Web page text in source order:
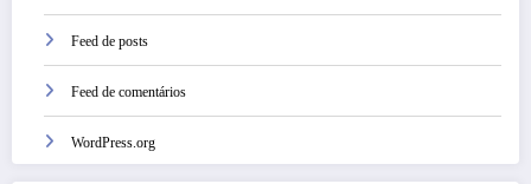
Feed de posts
Feed de comentários
WordPress.org